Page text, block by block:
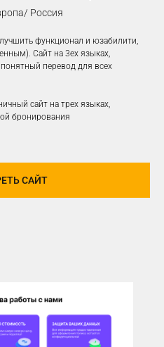
Россия
функционал и юзабилити,
Сайт на 3ех языках,
перевод для всех
сайт на трех языках,
бронирования
САЙТ